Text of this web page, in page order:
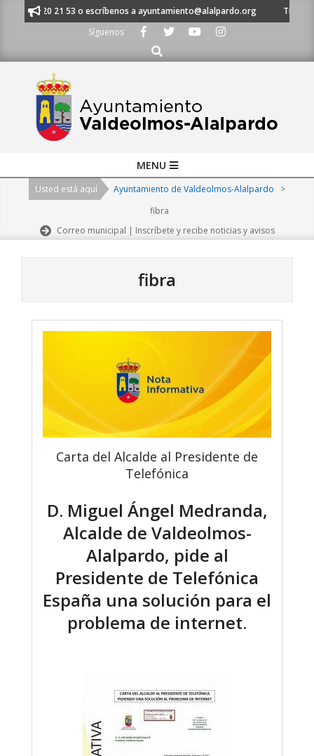
al 91 620 21 53 o escríbenos a ayuntamiento@alalpardo.org
TE
Síguenos
Buscar
Navigation
MENU
Usted está aquí Ayuntamiento de Valdeolmos-Alalpardo
>
fibra
Correo municipal | Inscríbete y recibe noticias y avisos
fibra
Carta del Alcalde al Presidente de
Telefónica
D. Miguel Ángel Medranda,
Alcalde de Valdeolmos-
Alalpardo, pide al
Presidente de Telefónica
España una solución para el
problema de internet.